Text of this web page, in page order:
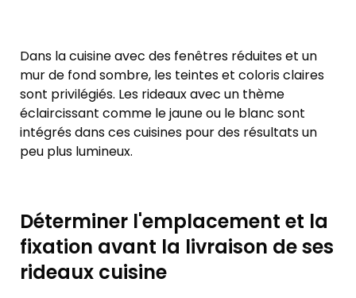
Dans la cuisine avec des fenêtres réduites et un
mur de fond sombre, les teintes et coloris claires
sont privilégiés. Les rideaux avec un thème
éclaircissant comme le jaune ou le blanc sont
intégrés dans ces cuisines pour des résultats un
peu plus lumineux.
Déterminer l'emplacement et la
fixation avant la livraison de ses
rideaux cuisine